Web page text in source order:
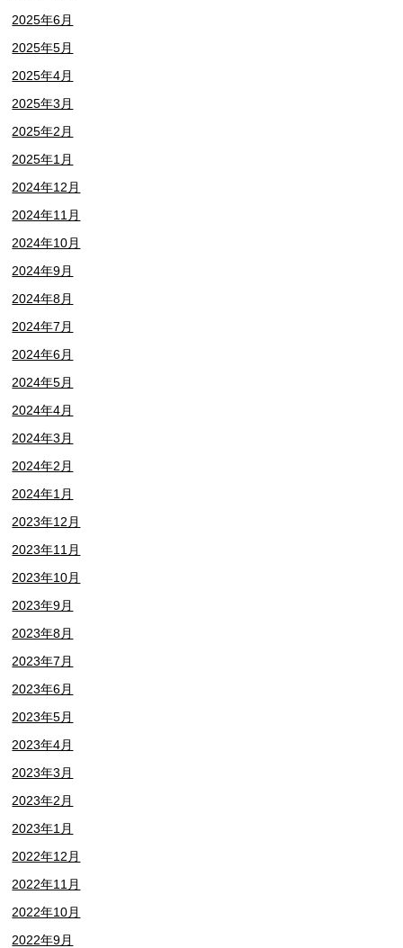
2025年6月
2025年5月
2025年4月
2025年3月
2025年2月
2025年1月
2024年12月
2024年11月
2024年10月
2024年9月
2024年8月
2024年7月
2024年6月
2024年5月
2024年4月
2024年3月
2024年2月
2024年1月
2023年12月
2023年11月
2023年10月
2023年9月
2023年8月
2023年7月
2023年6月
2023年5月
2023年4月
2023年3月
2023年2月
2023年1月
2022年12月
2022年11月
2022年10月
2022年9月